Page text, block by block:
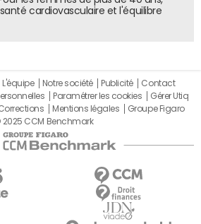
cardiovasculaire et l'équilibre
L'équipe Notre société Publicité
Contact
Paramétrer les cookies
Gérer Utiq
Mentions légales
Groupe Figaro
2025 CCM Benchmark